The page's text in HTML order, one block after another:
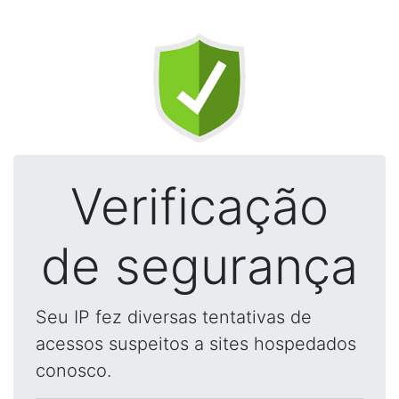
Verificação
de segurança
Seu IP fez diversas tentativas de
acessos suspeitos a sites hospedados
conosco.